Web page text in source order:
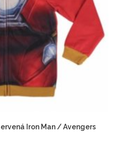
Iron Man / Avengers